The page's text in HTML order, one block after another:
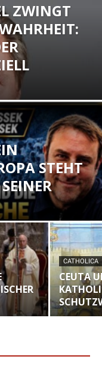
ZWINGT
STEHT
CATHOLICA
CEUTA